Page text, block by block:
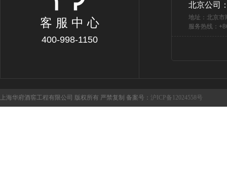
客 服 中 心
400-998-1150
北京公司
地址：北京市
服务热线：
上海华府酒窖工程有限公司 版权所有 严禁复制 备案号： 沪ICP备12024558号